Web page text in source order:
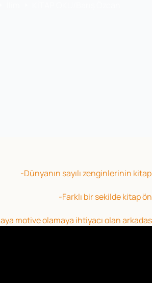
-Dünyanın sayılı zenginlerinin
-Farklı bir sekilde kitap
motive olamaya ihtiyacı olan